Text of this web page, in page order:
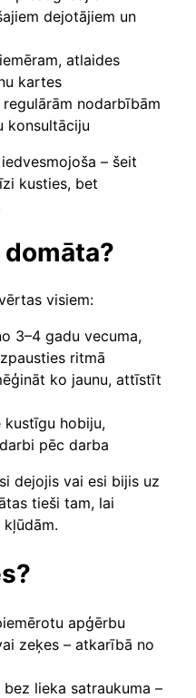
dejotājiem un
atlaides
kartes
nodarbībām
konsultāciju
– šeit
kusties, bet
visiem:
3–4 gadu vecuma,
ritmā
ko jaunu, attīstīt
kustīgu hobiju,
pēc darba
dejojis vai esi bijis uz
tieši tam, lai
apģērbu
zeķes – atkarībā no
lieka satraukuma –